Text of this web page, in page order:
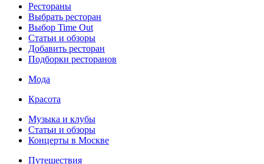
Рестораны
Выбрать ресторан
Выбор Time Out
Статьи и обзоры
Добавить ресторан
Подборки ресторанов
Мода
Красота
Музыка и клубы
Статьи и обзоры
Концерты в Москве
Путешествия